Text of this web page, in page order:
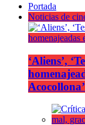
Portada
Noticias de
‘Aliens’,